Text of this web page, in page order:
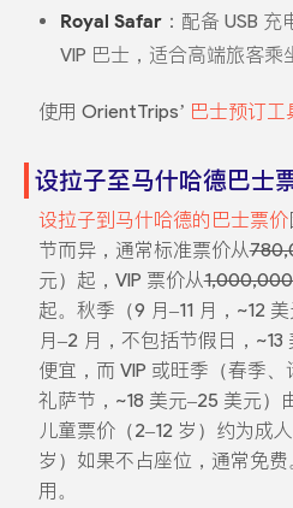
Royal Safar：配备 USB 充
VIP 巴士，适合高端旅客乘
使用 OrientTrips’ 巴士预订工
设拉子至马什哈德巴士
设拉子到马什哈德的巴士票价
节而异，通常标准票价从
元）起，VIP 票价从
起。秋季（9 月–11 月，~12
月–2 月，不包括节假日，
便宜，而 VIP 或旺季（春季
礼萨节，~18 美元–25 美元）
儿童票价（2–12 岁）约为成
岁）如果不占座位，通常免
用。